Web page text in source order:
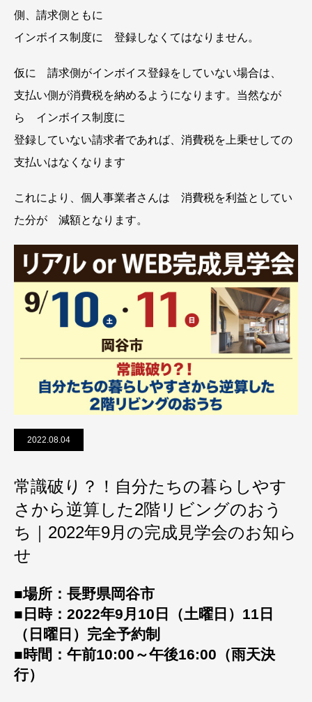
側、請求側ともに
インボイス制度に 登録しなくてはなりません。
仮に 請求側がインボイス登録をしていない場合は、
支払い側が消費税を納めるようになります。当然なが
ら インボイス制度に
登録していない請求者であれば、消費税を上乗せしての
支払いはなくなります
これにより、個人事業者さんは 消費税を利益としてい
た分が 減額となります。
2022.08.04
常識破り？！自分たちの暮らしやす
さから逆算した2階リビングのおう
ち｜2022年9月の完成見学会のお知ら
せ
■場所：長野県岡谷市
■日時：2022年9月10日（土曜日）11日
（日曜日）完全予約制
■時間：午前10:00～午後16:00（雨天決
行）